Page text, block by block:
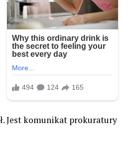
Jest komunikat prokuratury